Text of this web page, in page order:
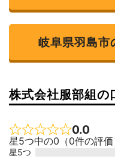
岐阜県羽島市
株式会社服部組の
Rated 0 out of 5
0.0
星5つ中の0（0件の評価
星5つ